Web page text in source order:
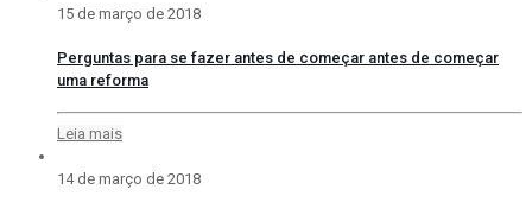
15 de março de 2018
Perguntas para se fazer antes de começar antes de começar
uma reforma
Leia mais
14 de março de 2018